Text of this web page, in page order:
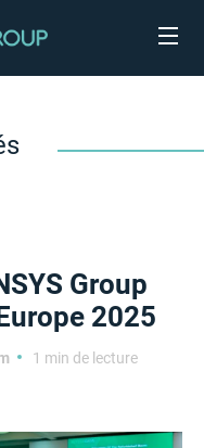
Group
2025
1 min de lecture